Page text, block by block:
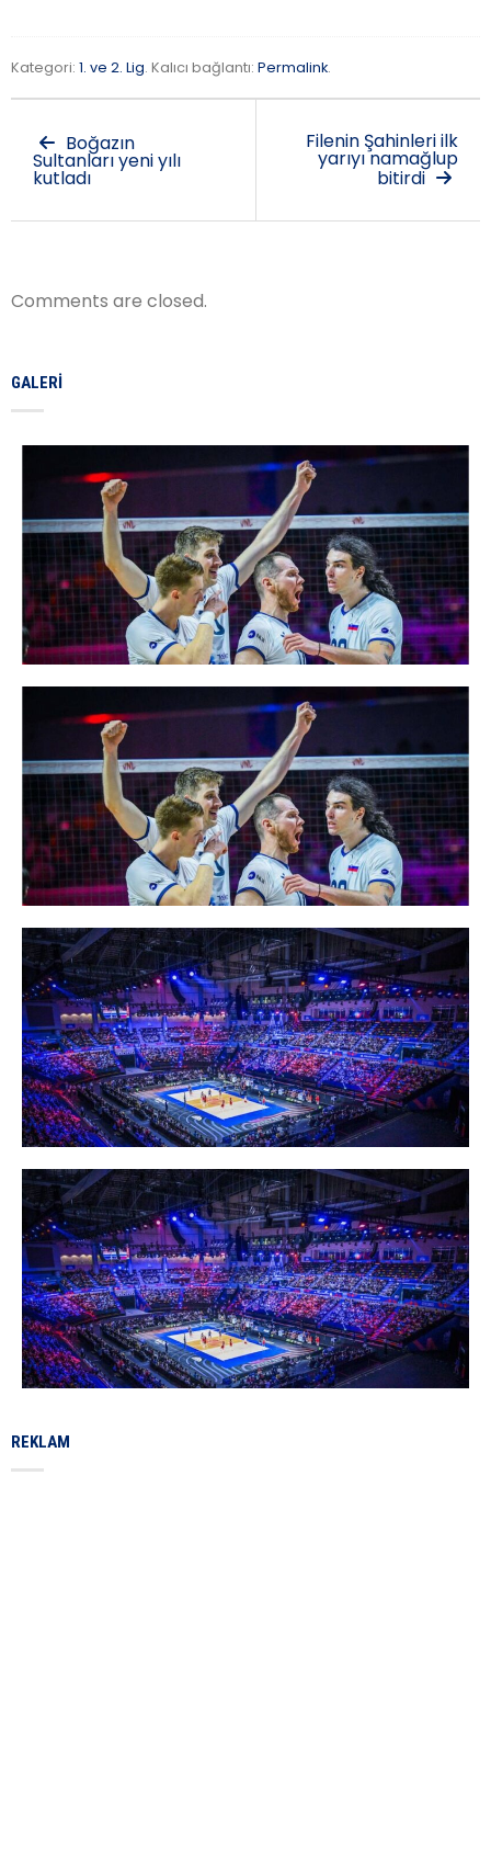
Kategori: 1. ve 2. Lig. Kalıcı bağlantı: Permalink.
Boğazın
Sultanları yeni yılı
kutladı
Filenin Şahinleri ilk
yarıyı namağlup
bitirdi
Comments are closed.
GALERI
REKLAM